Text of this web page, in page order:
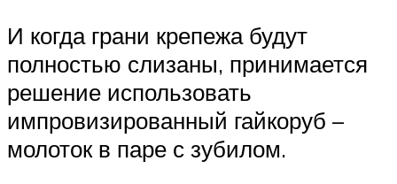
И когда грани крепежа будут
полностью слизаны, принимается
решение использовать
импровизированный гайкоруб –
молоток в паре с зубилом.